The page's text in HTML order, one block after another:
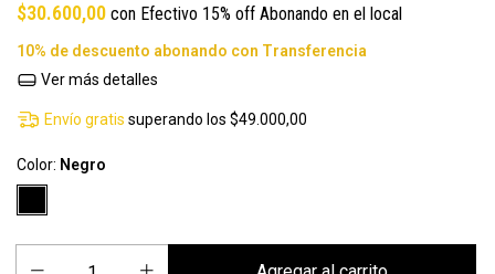
$30.600,00 con Efectivo 15% off Abonando en el local
Ver más detalles
Envío gratis superando los$49.000,00
Color: Negro